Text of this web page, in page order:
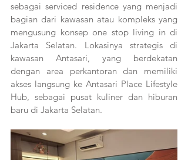
sebagai serviced residence yang menjadi
bagian dari kawasan atau kompleks yang
mengusung konsep one stop living in di
Jakarta Selatan. Lokasinya strategis di
kawasan Antasari, yang berdekatan
dengan area perkantoran dan memiliki
akses langsung ke Antasari Place Lifestyle
Hub, sebagai pusat kuliner dan hiburan
baru di Jakarta Selatan.